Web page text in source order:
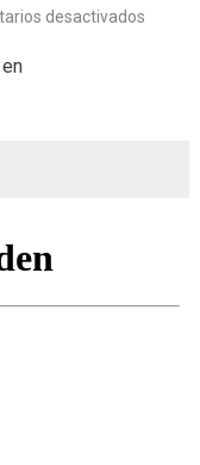
desactivadosen